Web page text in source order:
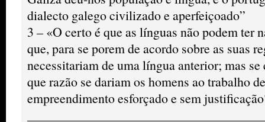
dialecto galego civilizado e aperfeiçoado”
3 – «O certo é que as línguas não podem ter
que, para se porem de acordo sobre as suas
necessitariam de uma língua anterior; mas
que razão se dariam os homens ao trabalho
empreendimento esforçado e sem